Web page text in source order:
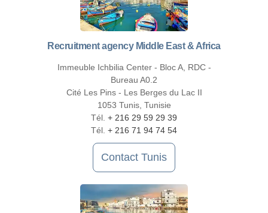
Recruitment agency Middle East & Africa
Immeuble Ichbilia Center - Bloc A, RDC -
Bureau A0.2
Cité Les Pins - Les Berges du Lac II
1053 Tunis, Tunisie
Tél. + 216 29 59 29 39
Tél. + 216 71 94 74 54
Contact Tunis